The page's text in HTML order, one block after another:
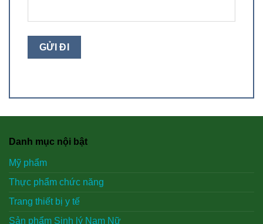
Danh mục nội bật
Mỹ phẩm
Thực phẩm chức năng
Trang thiết bị y tế
Sản phẩm Sinh lý Nam Nữ